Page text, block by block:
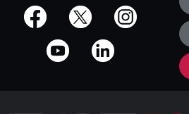
offizielle Social Media-Accounts